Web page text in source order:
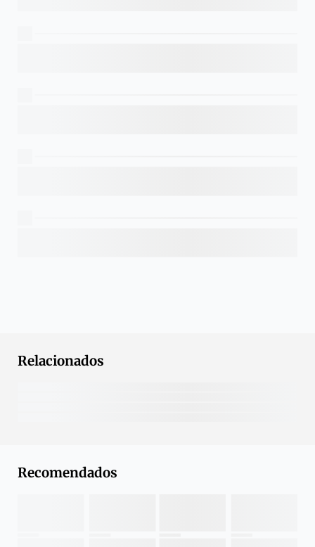
Relacionados
Recomendados